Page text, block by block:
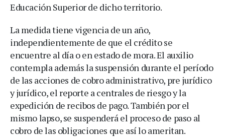
Educación Superior de dicho territorio.
La medida tiene vigencia de un año,
independientemente de que el crédito se
encuentre al día o en estado de mora. El auxilio
contempla además la suspensión durante el período
de las acciones de cobro administrativo, pre jurídico
y jurídico, el reporte a centrales de riesgo y la
expedición de recibos de pago. También por el
mismo lapso, se suspenderá el proceso de paso al
cobro de las obligaciones que así lo ameritan.